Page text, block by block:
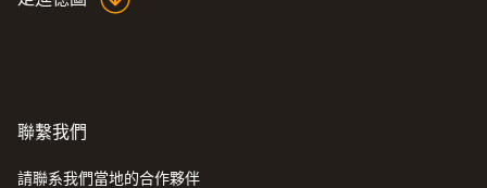
聯繫我們
請聯系我們當地的合作夥伴